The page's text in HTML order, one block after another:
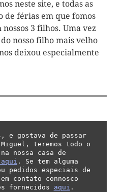
neste site, e todas as
de férias em que fomos
3 filhos. Uma vez
nosso filho mais velho
deixou especialmente
e gostava de passar
Miguel, teremos todo o
nossa casa de
. Se tem alguma
pedidos especiais de
contato connosco
fornecidos aqui .